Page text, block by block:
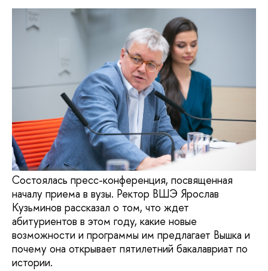
Состоялась пресс-конференция, посвященная
началу приема в вузы. Ректор ВШЭ Ярослав
Кузьминов рассказал о том, что ждет
абитуриентов в этом году, какие новые
возможности и программы им предлагает Вышка и
почему она открывает пятилетний бакалавриат по
истории.